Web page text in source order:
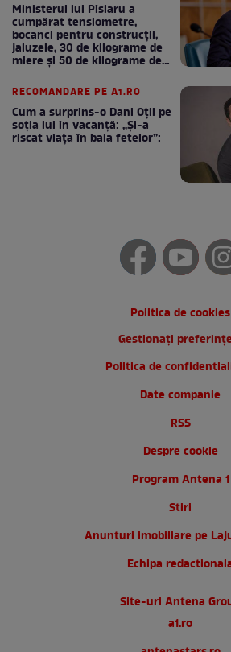
Ministerul lui Pîslaru a
cumpărat tensiometre,
bocanci pentru construcții,
jaluzele, 30 de kilograme de
miere și 50 de kilograme de
RECOMANDARE PE A1.RO
Cum a surprins-o Dani Oțil pe
soția lui în vacanță: „Și-a
riscat viața în baia fetelor”:
Politica de cookies
Gestionați
Politica de
Date companie
RSS
Despre cookie
Program Antena 1
Stiri
Anunturi imobiliare pe
Echipa
Site-uri Antena
a1.ro